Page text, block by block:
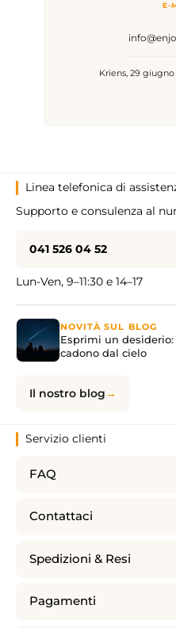
E-
Kriens, 29 giugno
Linea telefonica di
Supporto e consulenza al
041 526 04 52
Lun-Ven, 9–11:30 e 14–17
NOVITÀ SUL BLOG
Esprimi un
cadono dal cielo
Il nostro blog
Servizio clienti
FAQ
Contattaci
Spedizioni & Resi
Pagamenti